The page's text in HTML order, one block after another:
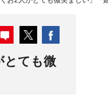
とても微